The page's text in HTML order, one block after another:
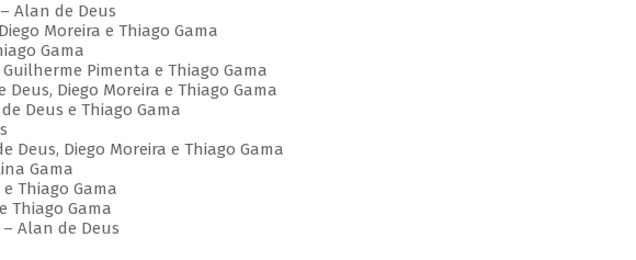
Alan de Deus
Moreira e Thiago Gama
Gama
Pimenta e Thiago Gama
Diego Moreira e Thiago Gama
Deus e Thiago Gama
Deus, Diego Moreira e Thiago Gama
Gama
Thiago Gama
Thiago Gama
Alan de Deus